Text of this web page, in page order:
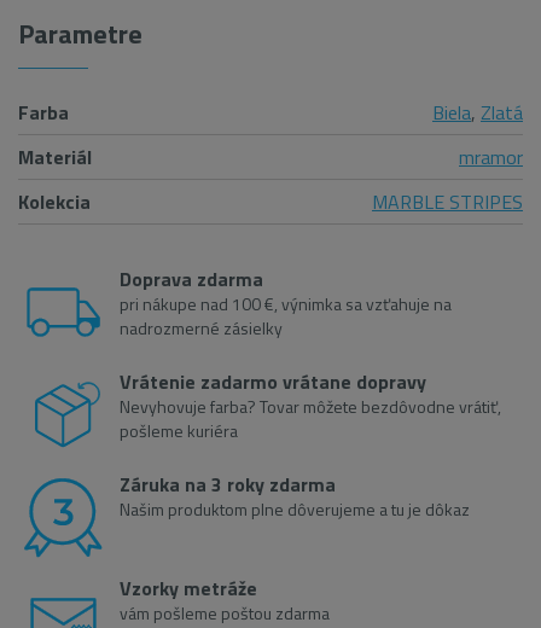
Parametre
Farba Biela, Zlatá
Materiál
mramor
Kolekcia
MARBLE STRIPES
Doprava zdarma
pri nákupe nad 100 €, výnimka sa vzťahuje na
nadrozmerné zásielky
Vrátenie zadarmo vrátane dopravy
Nevyhovuje farba? Tovar môžete bezdôvodne vrátiť,
pošleme kuriéra
Záruka na 3 roky zdarma
Našim produktom plne dôverujeme a tu je dôkaz
Vzorky metráže
vám pošleme poštou zdarma